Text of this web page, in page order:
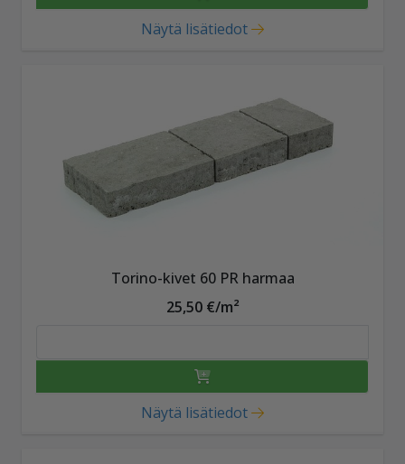
Näytä lisätiedot
Torino-kivet 60 PR harmaa
25,50 €/m²
Näytä lisätiedot